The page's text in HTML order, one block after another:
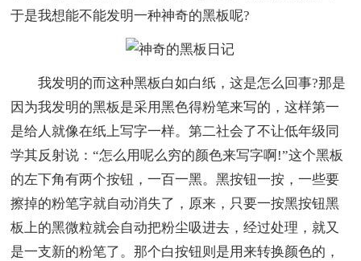
于是我想能不能发明一种神奇的黑板呢?
我发明的而这种黑板白如白纸，这是怎么回事?那是
因为我发明的黑板是采用黑色得粉笔来写的，这样第一
是给人就像在纸上写字一样。第二社会了不让低年级同
学其反射说：“怎么用呢么穷的颜色来写字啊!”这个黑板
的左下角有两个按钮，一百一黑。黑按钮一按，一些要
擦掉的粉笔字就自动消失了，原来，只要一按黑按钮黑
板上的黑微粒就会自动把粉尘吸进去，经过处理，就又
是一支新的粉笔了。那个白按钮则是用来转换颜色的，